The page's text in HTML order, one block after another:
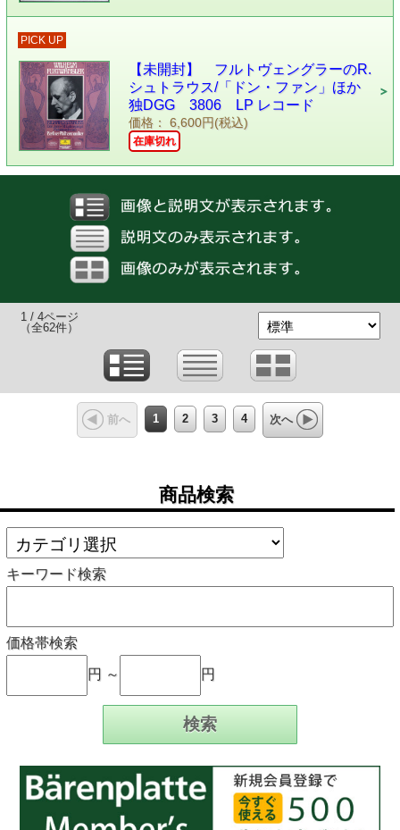
PICK UP
【未開封】 フルトヴェングラーのR.
シュトラウス/「ドン・ファン」ほか
独DGG 3806 LP レコード
価格： 6,600円(税込)
在庫切れ
1 / 4ページ
（全62件）
前へ 1 2 3 4 次へ
商品検索
キーワード検索
価格帯検索
円 ～ 円